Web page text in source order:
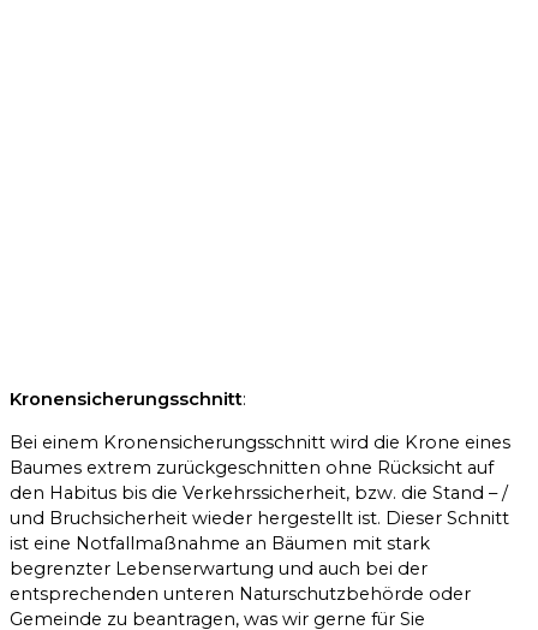
Kronensicherungsschnitt:
Bei einem Kronensicherungsschnitt wird die Krone eines
Baumes extrem zurückgeschnitten ohne Rücksicht auf
den Habitus bis die Verkehrssicherheit, bzw. die Stand – /
und Bruchsicherheit wieder hergestellt ist. Dieser Schnitt
ist eine Notfallmaßnahme an Bäumen mit stark
begrenzter Lebenserwartung und auch bei der
entsprechenden unteren Naturschutzbehörde oder
Gemeinde zu beantragen, was wir gerne für Sie